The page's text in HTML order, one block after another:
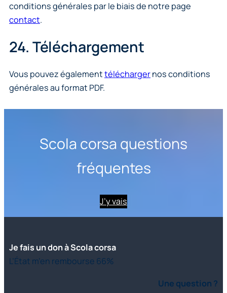
conditions générales par le biais de notre page
contact.
24. Téléchargement
Vous pouvez égalementtéléchargernos conditions
générales au format PDF.
Scola corsa questions
fréquentes
J’y vais
Je fais un don à Scola corsa
L’État m’en rembourse 66%
Une question ?